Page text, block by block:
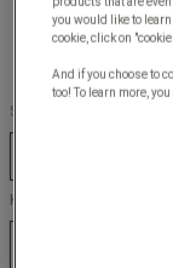
Samlet dybde (mm) :
Kapacitet (kg) :
you would like to
cookie, click on
And if you choose to
too! To learn more,